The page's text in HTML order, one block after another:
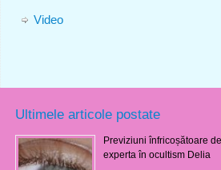
Video
Ultimele articole postate
Previziuni înfricoșătoare
experta în ocultism Delia